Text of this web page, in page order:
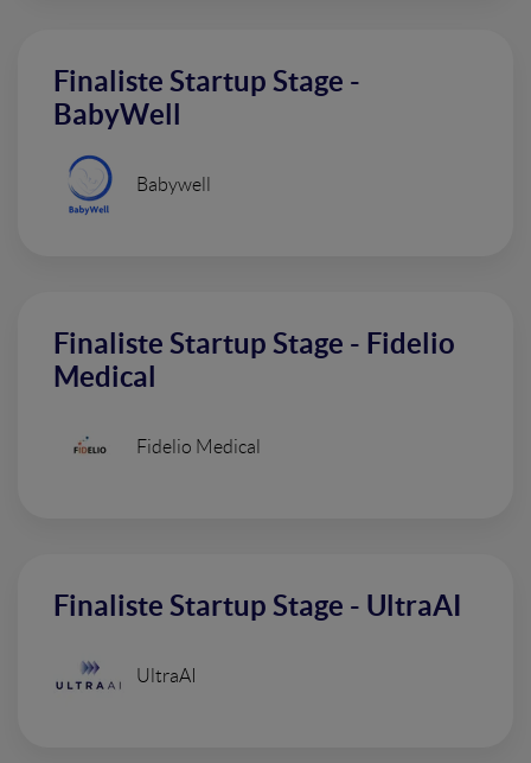
Finaliste Startup Stage -
BabyWell
Babywell
Finaliste Startup Stage - Fidelio
Medical
Fidelio Medical
Finaliste Startup Stage - UltraAI
UltraAI